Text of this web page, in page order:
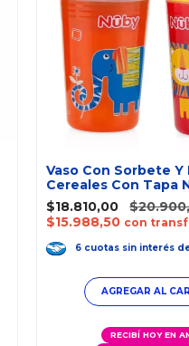
Vaso Con Sorbete Y
Cereales Con Tapa
$18.810,00
$15.988,50 con
6 cuotas sin interés
RECIBÍ HOY EN